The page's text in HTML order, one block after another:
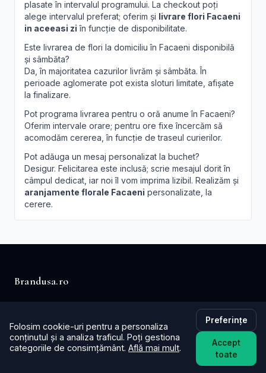
plasate în intervalul programului. La checkout poți
alege intervalul preferat; oferim și livrare flori Facaeni
in aceeasi zi în funcție de disponibilitate.
Este livrarea de flori la domiciliu în Facaeni disponibilă
și sâmbăta?
Da, în majoritatea cazurilor livrăm și sâmbăta. În
perioade aglomerate pot exista sloturi limitate, afișate
la finalizare.
Pot programa livrarea pentru o oră anume în Facaeni?
Oferim intervale orare; pentru ore fixe încercăm să
acomodăm cererea, în funcție de traseul curierilor.
Pot adăuga un mesaj personalizat la buchet?
Desigur. Felicitarea este inclusă; scrie mesajul dorit în
câmpul dedicat, iar noi îl vom imprima lizibil. Realizăm și
aranjamente florale Facaeni personalizate, la
cerere.
Brandusa.ro
Buchete cu emoție, aranjamente cu suflet. Comandă
online flori cu livrare în aceeași zi în toată țara.
📞+40753621077
Folosim cookie-uri pentru a personaliza
conținutul și a analiza traficul. Poți gestiona
categoriile de consimțământ. Află mai mult.
Preferințe
Accept
toate